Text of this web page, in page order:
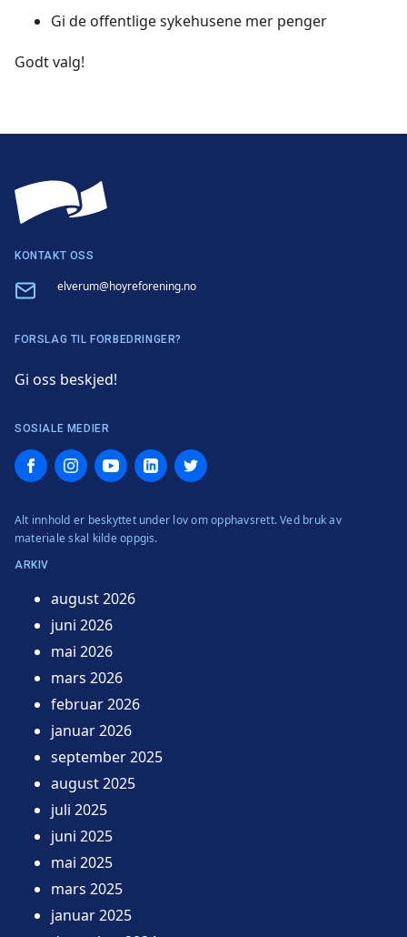
Gi de offentlige sykehusene mer penger
Godt valg!
KONTAKT OSS
Email elverum@hoyreforening.no
FORSLAG TIL FORBEDRINGER?
Gi oss beskjed!
SOSIALE MEDIER
FacebookInstagramYouTubeLinkedInTwitter
Alt innhold er beskyttet under lov om opphavsrett. Ved bruk av
materiale skal kilde oppgis.
ARKIV
august 2026
juni 2026
mai 2026
mars 2026
februar 2026
januar 2026
september 2025
august 2025
juli 2025
juni 2025
mai 2025
mars 2025
januar 2025